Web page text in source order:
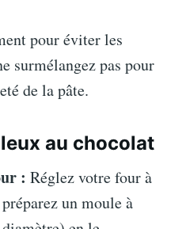
pour éviter les
surmélangez pas pour
de la pâte.
au chocolat
: Réglez votre four à
un moule à